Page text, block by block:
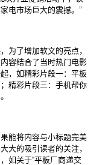
电市场巨大的震撼。”
为了增加软文的亮点，
容结合了当时热门电影
，如精彩片段一：平板
精彩片段三：手机帮你
能将内容与小标题完美
大的吸引读者的关注，
如关于“平板厂商递交